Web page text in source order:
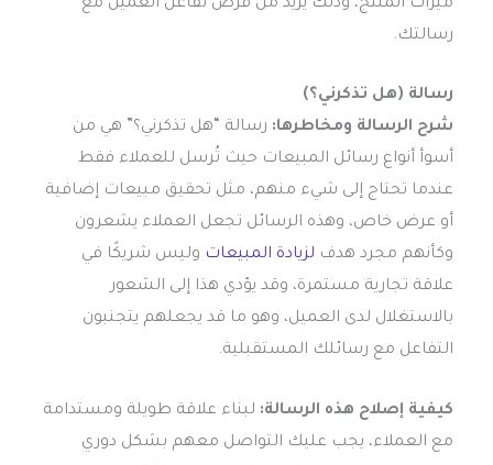
ميزات المنتج، وذلك يزيد من فرص تفاعل العميل مع
رسالتك.
رسالة (هل تذكرني؟)
شرح الرسالة ومخاطرها: رسالة “هل تذكرني؟” هي من
أسوأ أنواع رسائل المبيعات حيث تُرسل للعملاء فقط
عندما تحتاج إلى شيء منهم، مثل تحقيق مبيعات إضافية
أو عرض خاص، وهذه الرسائل تجعل العملاء يشعرون
وكأنهم مجرد هدف لزيادة المبيعات وليس شريكًا في
علاقة تجارية مستمرة، وقد يؤدي هذا إلى الشعور
بالاستغلال لدى العميل، وهو ما قد يجعلهم يتجنبون
التفاعل مع رسائلك المستقبلية.
كيفية إصلاح هذه الرسالة: لبناء علاقة طويلة ومستدامة
مع العملاء، يجب عليك التواصل معهم بشكل دوري